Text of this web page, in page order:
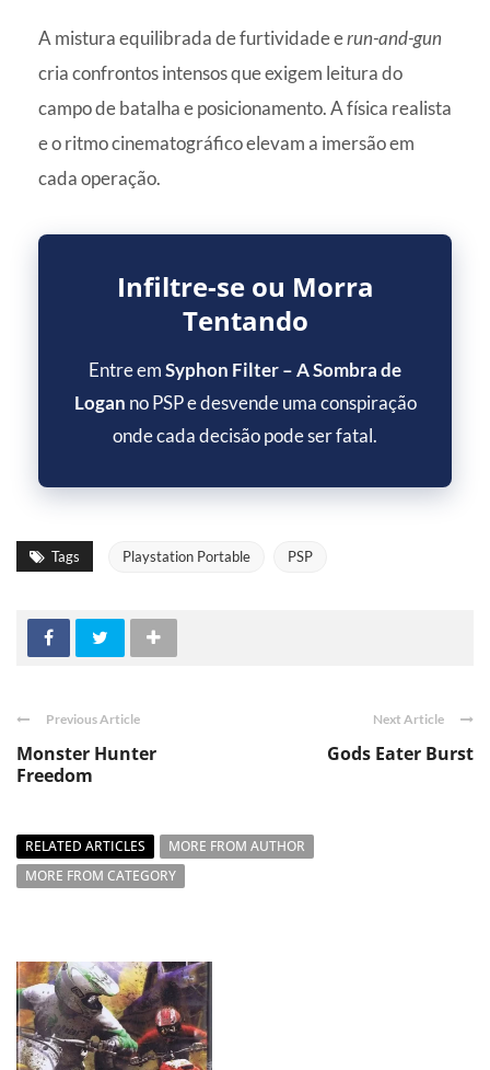
A mistura equilibrada de furtividade erun-and-gun
cria confrontos intensos que exigem leitura do
campo de batalha e posicionamento. A física realista
e o ritmo cinematográfico elevam a imersão em
cada operação.
Infiltre-se ou Morra
Tentando
Entre emSyphon Filter – A Sombra de
Logan no PSP e desvende uma conspiração
onde cada decisão pode ser fatal.
Tags Playstation Portable PSP
Previous Article
Monster Hunter
Freedom
Next Article
Gods Eater Burst
RELATED ARTICLES
MORE FROM AUTHOR
MORE FROM CATEGORY